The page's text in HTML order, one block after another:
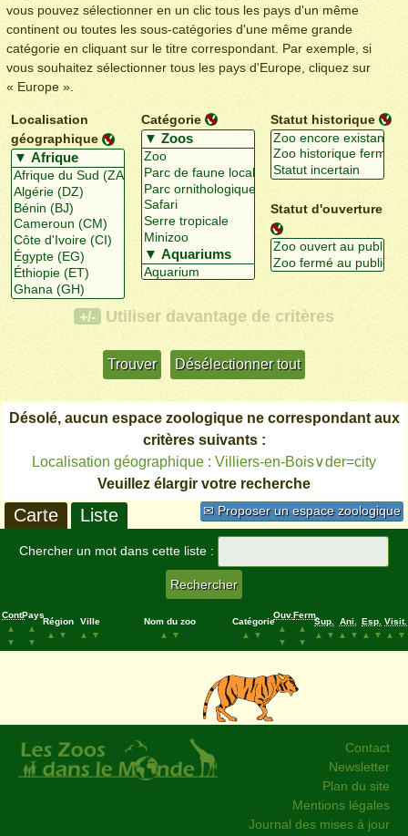
vous pouvez sélectionner en un clic tous les pays d'un même
continent ou toutes les sous-catégories d'une même grande
catégorie en cliquant sur le titre correspondant. Par exemple, si
vous souhaitez sélectionner tous les pays d'Europe, cliquez sur
« Europe ».
Localisation
géographique
Catégorie Statut historique
Statut d'ouverture
+/- Utiliser davantage de critères
Désolé, aucun espace zoologique ne correspondant aux
critères suivants :
Localisation géographique : Villiers-en-Bois∨der=city
Veuillez élargir votre recherche
✉ Proposer un espace zoologique
Carte Liste
Chercher un mot dans cette liste :
Cont.
▲
▼
Pays
▲
▼
Région
▲
▼
Ville
▲
▼
Nom du zoo
▲
▼
Catégorie
▲
▼
Ouv.
▲
▼
Ferm.
▲
▼
Sup.
▲
▼
Ani.
▲
▼
Esp.
▲
▼
Visit.
▲
▼
Contact
Newsletter
Plan du site
Mentions légales
Journal des mises à jour